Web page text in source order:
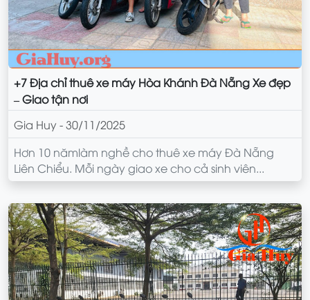
+7 Địa chỉ thuê xe máy Hòa Khánh Đà Nẵng Xe đẹp
– Giao tận nơi
Gia Huy - 30/11/2025
Hơn 10 nămlàm nghề cho thuê xe máy Đà Nẵng
Liên Chiểu. Mỗi ngày giao xe cho cả sinh viên...